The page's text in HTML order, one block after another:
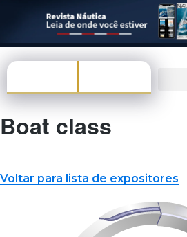
Boat class
Voltar para lista de expositores